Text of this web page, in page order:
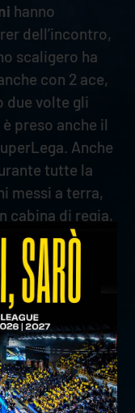
hanno
dell’incontro,
scaligero ha
con 2 ace,
due volte gli
preso anche il
Anche
tutte la
messi a terra,
cabina di regia,
contributo
di verona
"rana verona" su
prima squadra